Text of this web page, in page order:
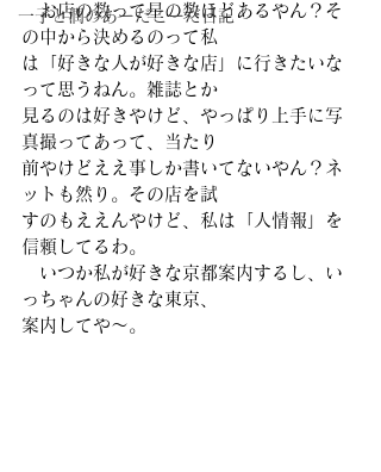
一子と潤のあーだこーだ日記
お店の数って星の数ほどあるやん？そ
の中から決めるのって私
は「好きな人が好きな店」に行きたいな
って思うねん。雑誌とか
見るのは好きやけど、やっぱり上手に写
真撮ってあって、当たり
前やけどええ事しか書いてないやん？ネ
ットも然り。その店を試
すのもええんやけど、私は「人情報」を
信頼してるわ。
いつか私が好きな京都案内するし、い
っちゃんの好きな東京、
案内してや〜。